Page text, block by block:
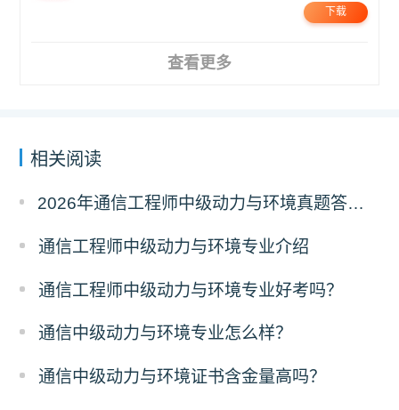
下载
查看更多
相关阅读
2026年通信工程师中级动力与环境真题答案解析（考后更新）
通信工程师中级动力与环境专业介绍
通信工程师中级动力与环境专业好考吗？
通信中级动力与环境专业怎么样？
通信中级动力与环境证书含金量高吗？